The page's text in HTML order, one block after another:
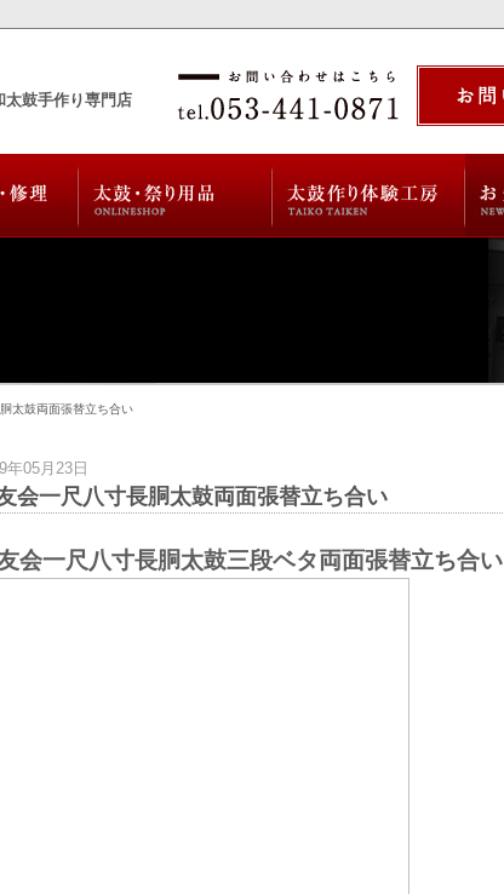
太鼓手作り専門店
太鼓両面張替立ち合い
年05月23日
会一尺八寸長胴太鼓両面張替立ち合い
会一尺八寸長胴太鼓三段ベタ両面張替立ち合い